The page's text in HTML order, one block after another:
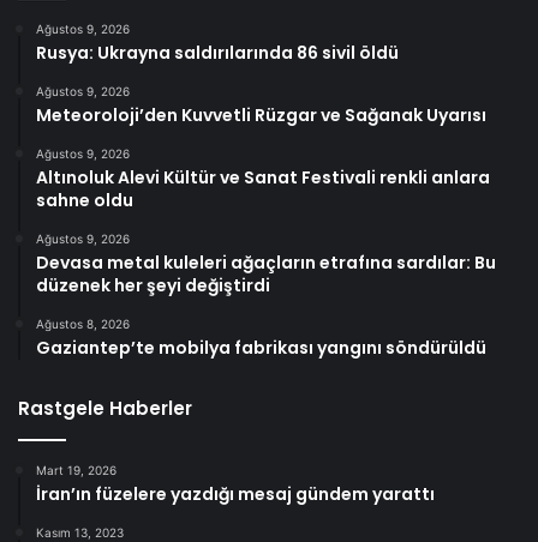
Ağustos 9, 2026
Rusya: Ukrayna saldırılarında 86 sivil öldü
Ağustos 9, 2026
Meteoroloji’den Kuvvetli Rüzgar ve Sağanak Uyarısı
Ağustos 9, 2026
Altınoluk Alevi Kültür ve Sanat Festivali renkli anlara
sahne oldu
Ağustos 9, 2026
Devasa metal kuleleri ağaçların etrafına sardılar: Bu
düzenek her şeyi değiştirdi
Ağustos 8, 2026
Gaziantep’te mobilya fabrikası yangını söndürüldü
Rastgele Haberler
Mart 19, 2026
İran’ın füzelere yazdığı mesaj gündem yarattı
Kasım 13, 2023